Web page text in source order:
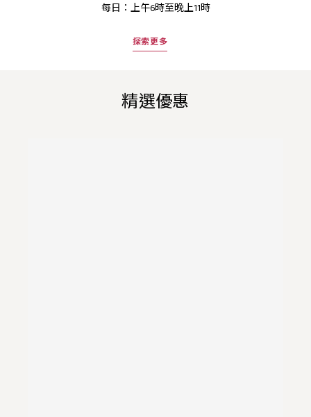
每日：上午6時至晚上11時
探索更多
精選優惠